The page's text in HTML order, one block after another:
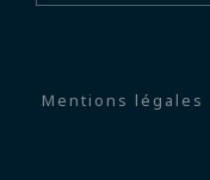
Mentions légales